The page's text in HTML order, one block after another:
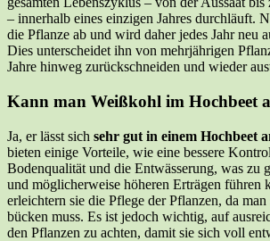
– innerhalb eines einzigen Jahres durchläuft.
die Pflanze ab und wird daher jedes Jahr neu
Dies unterscheidet ihn von mehrjährigen
Jahre hinweg zurückschneiden und wieder
Kann man Weißkohl im Hochbeet
Ja, er lässt sich sehr gut in einem Hochbeet
bieten einige Vorteile, wie eine bessere
Bodenqualität und die Entwässerung, was zu
und möglicherweise höheren Erträgen führen
erleichtern sie die Pflege der Pflanzen, da
bücken muss. Es ist jedoch wichtig, auf
den Pflanzen zu achten, damit sie sich voll